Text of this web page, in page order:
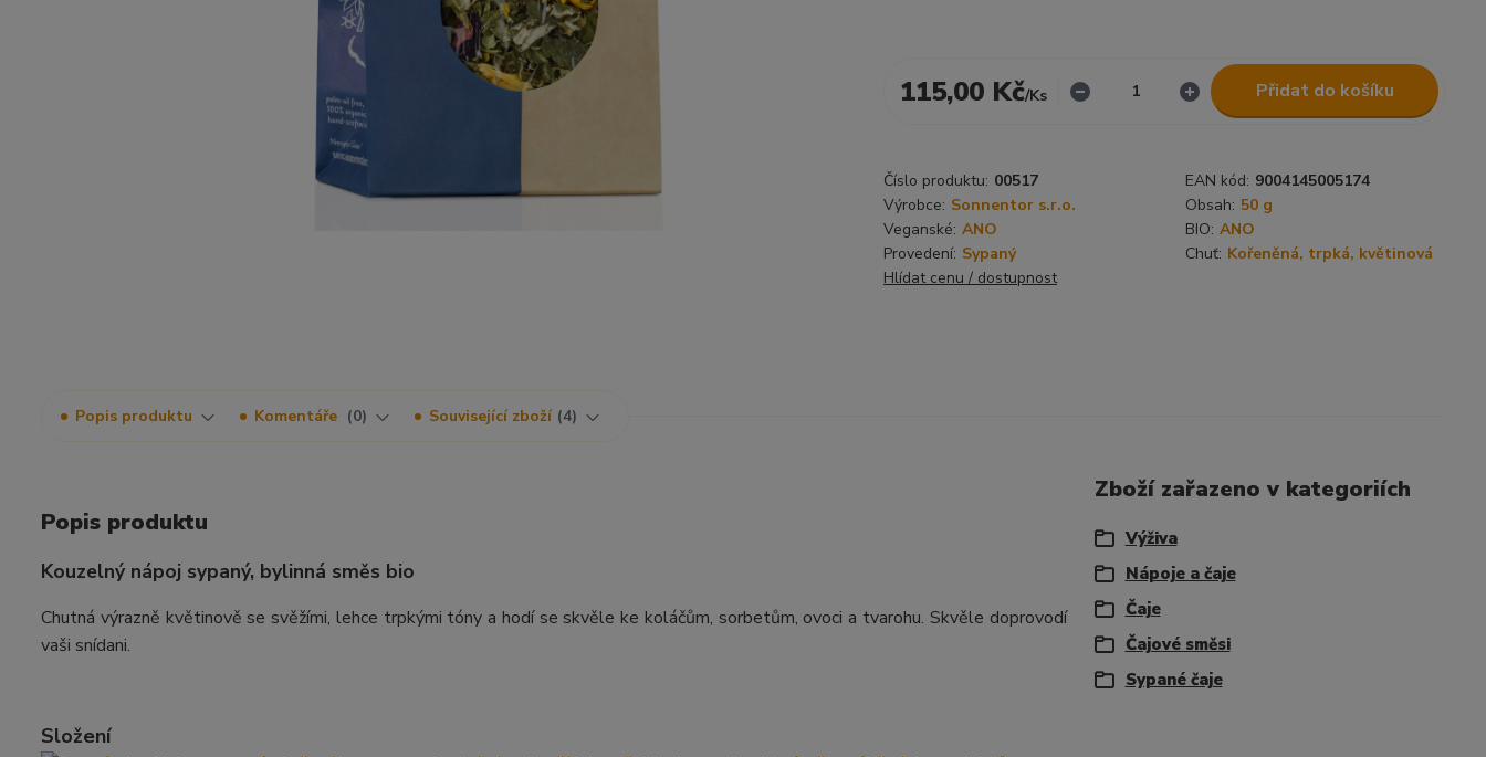
115,00 Kč/Ks Přidat do košíku
Číslo produktu: 00517 EAN kód: 9004145005174
Výrobce: Sonnentor s.r.o. Obsah: 50 g
Veganské: ANO BIO: ANO
Provedení: Sypaný Chuť: Kořeněná, trpká, květinová
Hlídat cenu / dostupnost
Popis produktu Komentáře 0 Související zboží 4
Popis produktu
Kouzelný nápoj sypaný, bylinná směs bio
Chutná výrazně květinově se svěžími, lehce trpkými tóny a hodí se skvěle ke koláčům, sorbetům, ovoci a tvarohu. Skvěle doprovodí
vaši snídani.
Složení
Zboží zařazeno v kategoriích
Výživa
Nápoje a čaje
Čaje
Čajové směsi
Sypané čaje